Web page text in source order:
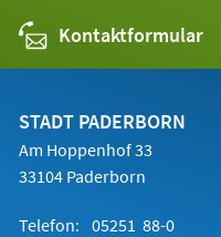
Kontaktformular
STADT PADERBORN
Am Hoppenhof 33
33104 Paderborn
Telefon: 05251 88-0